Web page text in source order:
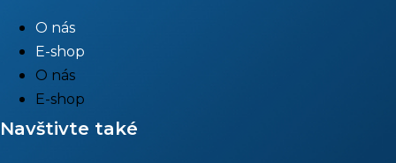
O nás
E-shop
O nás
E-shop
Navštivte také